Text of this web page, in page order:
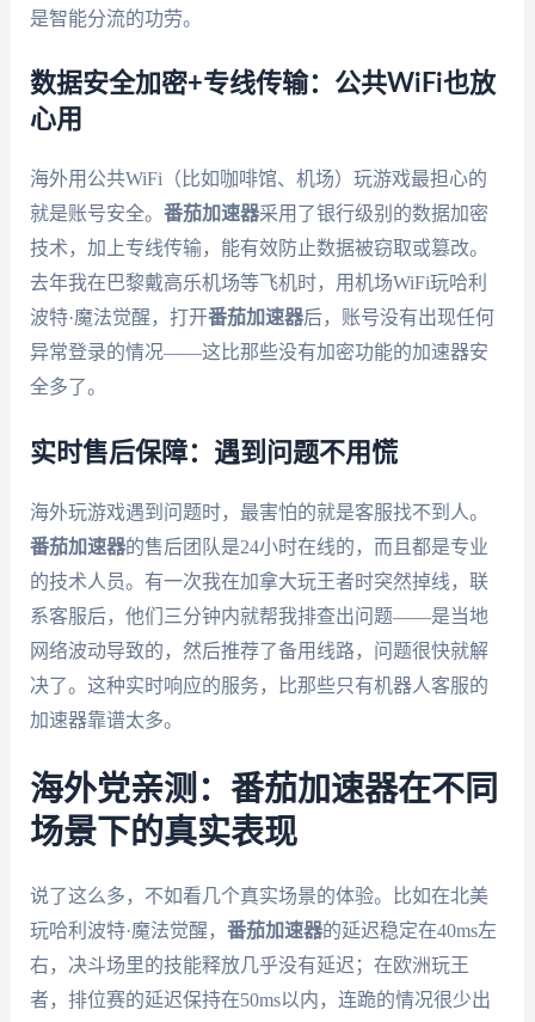
是智能分流的功劳。
数据安全加密+专线传输：公共WiFi也放
心用
海外用公共WiFi（比如咖啡馆、机场）玩游戏最担心的
就是账号安全。 番茄加速器采用了银行级别的数据加密
技术，加上专线传输，能有效防止数据被窃取或篡改。
去年我在巴黎戴高乐机场等飞机时，用机场WiFi玩哈利
波特·魔法觉醒，打开番茄加速器后，账号没有出现任何
异常登录的情况——这比那些没有加密功能的加速器安
全多了。
实时售后保障：遇到问题不用慌
海外玩游戏遇到问题时，最害怕的就是客服找不到人。
番茄加速器的售后团队是24小时在线的，而且都是专业
的技术人员。有一次我在加拿大玩王者时突然掉线，联
系客服后，他们三分钟内就帮我排查出问题——是当地
网络波动导致的，然后推荐了备用线路，问题很快就解
决了。这种实时响应的服务，比那些只有机器人客服的
加速器靠谱太多。
海外党亲测：番茄加速器在不同
场景下的真实表现
说了这么多，不如看几个真实场景的体验。比如在北美
玩哈利波特·魔法觉醒， 番茄加速器的延迟稳定在40ms左
右，决斗场里的技能释放几乎没有延迟；在欧洲玩王
者，排位赛的延迟保持在50ms以内，连跪的情况很少出